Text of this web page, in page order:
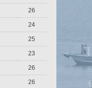
26
24
25
23
26
26